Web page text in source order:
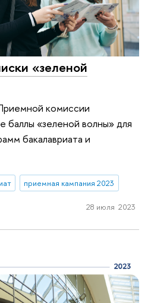
«зеленой
комиссии
«зеленой волны» для
бакалавриата и
приемная кампания 2023
28 июля 2023